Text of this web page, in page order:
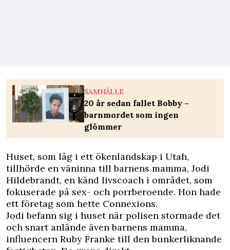
SAMHÄLLE
20 år sedan fallet Bobby –
barnmordet som ingen
glömmer
Huset, som låg i ett ökenlandskap i Utah,
tillhörde en väninna till barnens mamma, Jodi
Hildebrandt, en känd livscoach i området, som
fokuserade på sex- och porrberoende. Hon hade
ett företag som hette Connexions.
Jodi befann sig i huset när polisen stormade det
och snart anlände även barnens mamma,
influencern Ruby Franke till den bunkerliknande